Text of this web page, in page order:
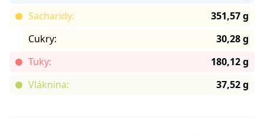
Sacharidy:
351,57 g
Cukry:
30,28 g
Tuky:
180,12 g
Vláknina:
37,52 g